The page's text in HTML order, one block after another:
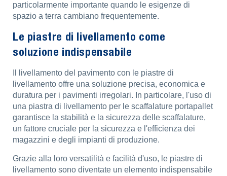
particolarmente importante quando le esigenze di
spazio a terra cambiano frequentemente.
Le piastre di livellamento come
soluzione indispensabile
Il livellamento del pavimento con le piastre di
livellamento offre una soluzione precisa, economica e
duratura per i pavimenti irregolari. In particolare, l'uso di
una piastra di livellamento per le scaffalature portapallet
garantisce la stabilità e la sicurezza delle scaffalature,
un fattore cruciale per la sicurezza e l'efficienza dei
magazzini e degli impianti di produzione.
Grazie alla loro versatilità e facilità d'uso, le piastre di
livellamento sono diventate un elemento indispensabile